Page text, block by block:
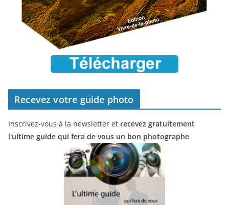
Recevez votre guide photo
Inscrivez-vous à la newsletter et recevez gratuitement
l'ultime guide qui fera de vous un bon photographe